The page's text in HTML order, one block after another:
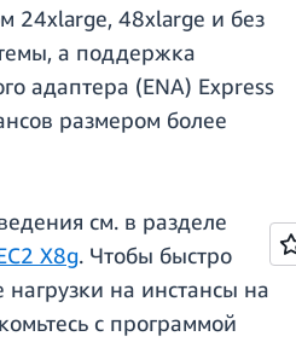
24xlarge, 48xlarge и без
а поддержка
адаптера (ENA) Express
размером более
см. в разделе
X8g. Чтобы быстро
на инстансы на
с программой